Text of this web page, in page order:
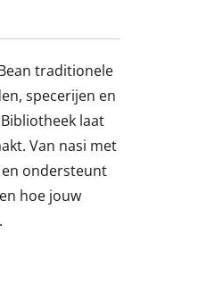
traditionele
specerijen en
laat
Van nasi met
ondersteunt
hoe jouw